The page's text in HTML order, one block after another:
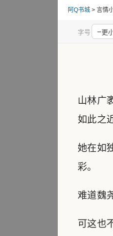
阿Q书城 > 言情
字号 −更
山林广
如此之
她在如
彩。
难道魏
可这也